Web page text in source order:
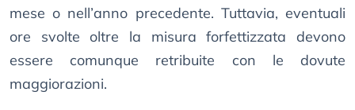
mese o nell’anno precedente. Tuttavia, eventuali
ore svolte oltre la misura forfettizzata devono
essere comunque retribuite con le dovute
maggiorazioni.